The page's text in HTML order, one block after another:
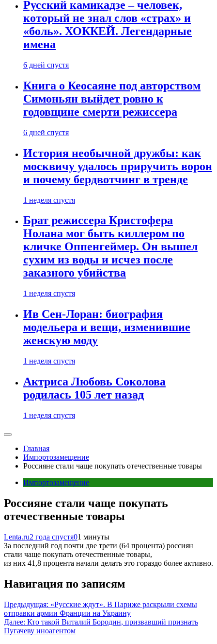
Русский камикадзе – человек,
который не знал слов «страх» и
«боль». ХОККЕЙ. Легендарные
имена
6 дней спустя
Книга о Кеосаяне под авторством
Симоньян выйдет ровно к
годовщине смерти режиссера
6 дней спустя
История необычной дружбы: как
москвичу удалось приручить ворон
и почему бердвотчинг в тренде
1 неделя спустя
Брат режиссера Кристофера
Нолана мог быть киллером по
кличке Оппенгеймер. Он вышел
сухим из воды и исчез после
заказного убийства
1 неделя спустя
Ив Сен-Лоран: биография
модельера и вещи, изменившие
женскую моду
1 неделя спустя
Актриса Любовь Соколова
родилась 105 лет назад
1 неделя спустя
Главная
Импортозамещение
Россияне стали чаще покупать отечественные товары
Импортозамещение
Россияне стали чаще покупать
отечественные товары
Lenta.ru2 года спустя01 минуты
За последний год почти две трети (64 процента) россиян
стали чаще покупать отечественные товары,
из них 41,8 процента начали делать это гораздо более активно.
Навигация по записям
Предыдущая: «Русские ждут». В Париже раскрыли схемы
отправки армии Франции на Украину
Далее: Кто такой Виталий Бородин, призвавший признать
Пугачеву иноагентом